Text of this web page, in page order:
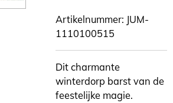
Artikelnummer: JUM-
1110100515
Dit charmante
winterdorp barst van de
feestelijke magie.